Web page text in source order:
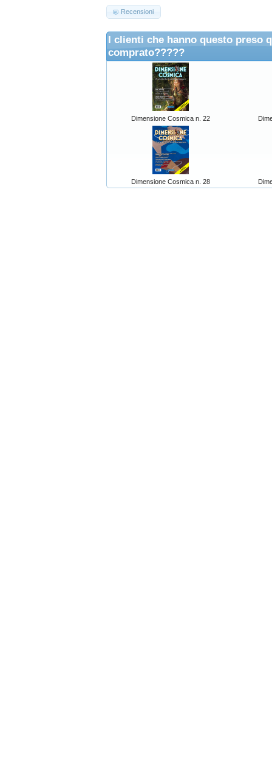
Recensioni
I clienti che hanno questo preso
comprato?????
Dimensione Cosmica n. 22
Dimensione Cosmica n. 28